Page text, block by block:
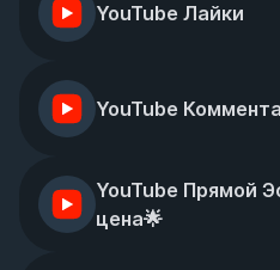
YouTube Лайки
YouTube
YouTube Прямой
цена🌟